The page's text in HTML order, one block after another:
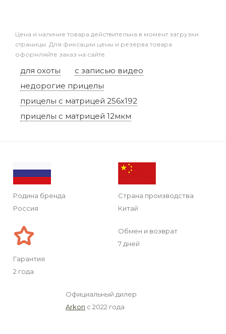
Цена и наличие товара действительна в момент загрузки
страницы. Для фиксации цены и резерва товара
оформляйте заказ на сайте.
для охоты
с записью видео
недорогие прицелы
прицелы с матрицей 256х192
прицелы с матрицей 12мкм
Родина бренда
Россия
Страна производства
Китай
Гарантия
2 года
Обмен и возврат
7 дней
Официальный дилер
Arkon с 2022 года